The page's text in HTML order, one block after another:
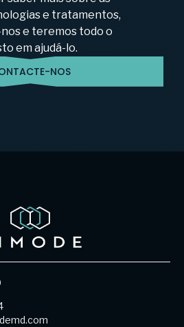
e tratamentos,
e teremos todo o
em ajudá-lo.
NOS